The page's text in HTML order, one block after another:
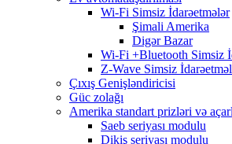
Wi-Fi Simsiz İdarəetmələr
Şimali Amerika
Digər Bazar
Wi-Fi +Bluetooth Simsiz
Z-Wave Simsiz
Çıxış Genişləndiricisi
Güc zolağı
Amerika standart prizləri və
Saeb seriyası modulu
Dikiş seriyası modulu